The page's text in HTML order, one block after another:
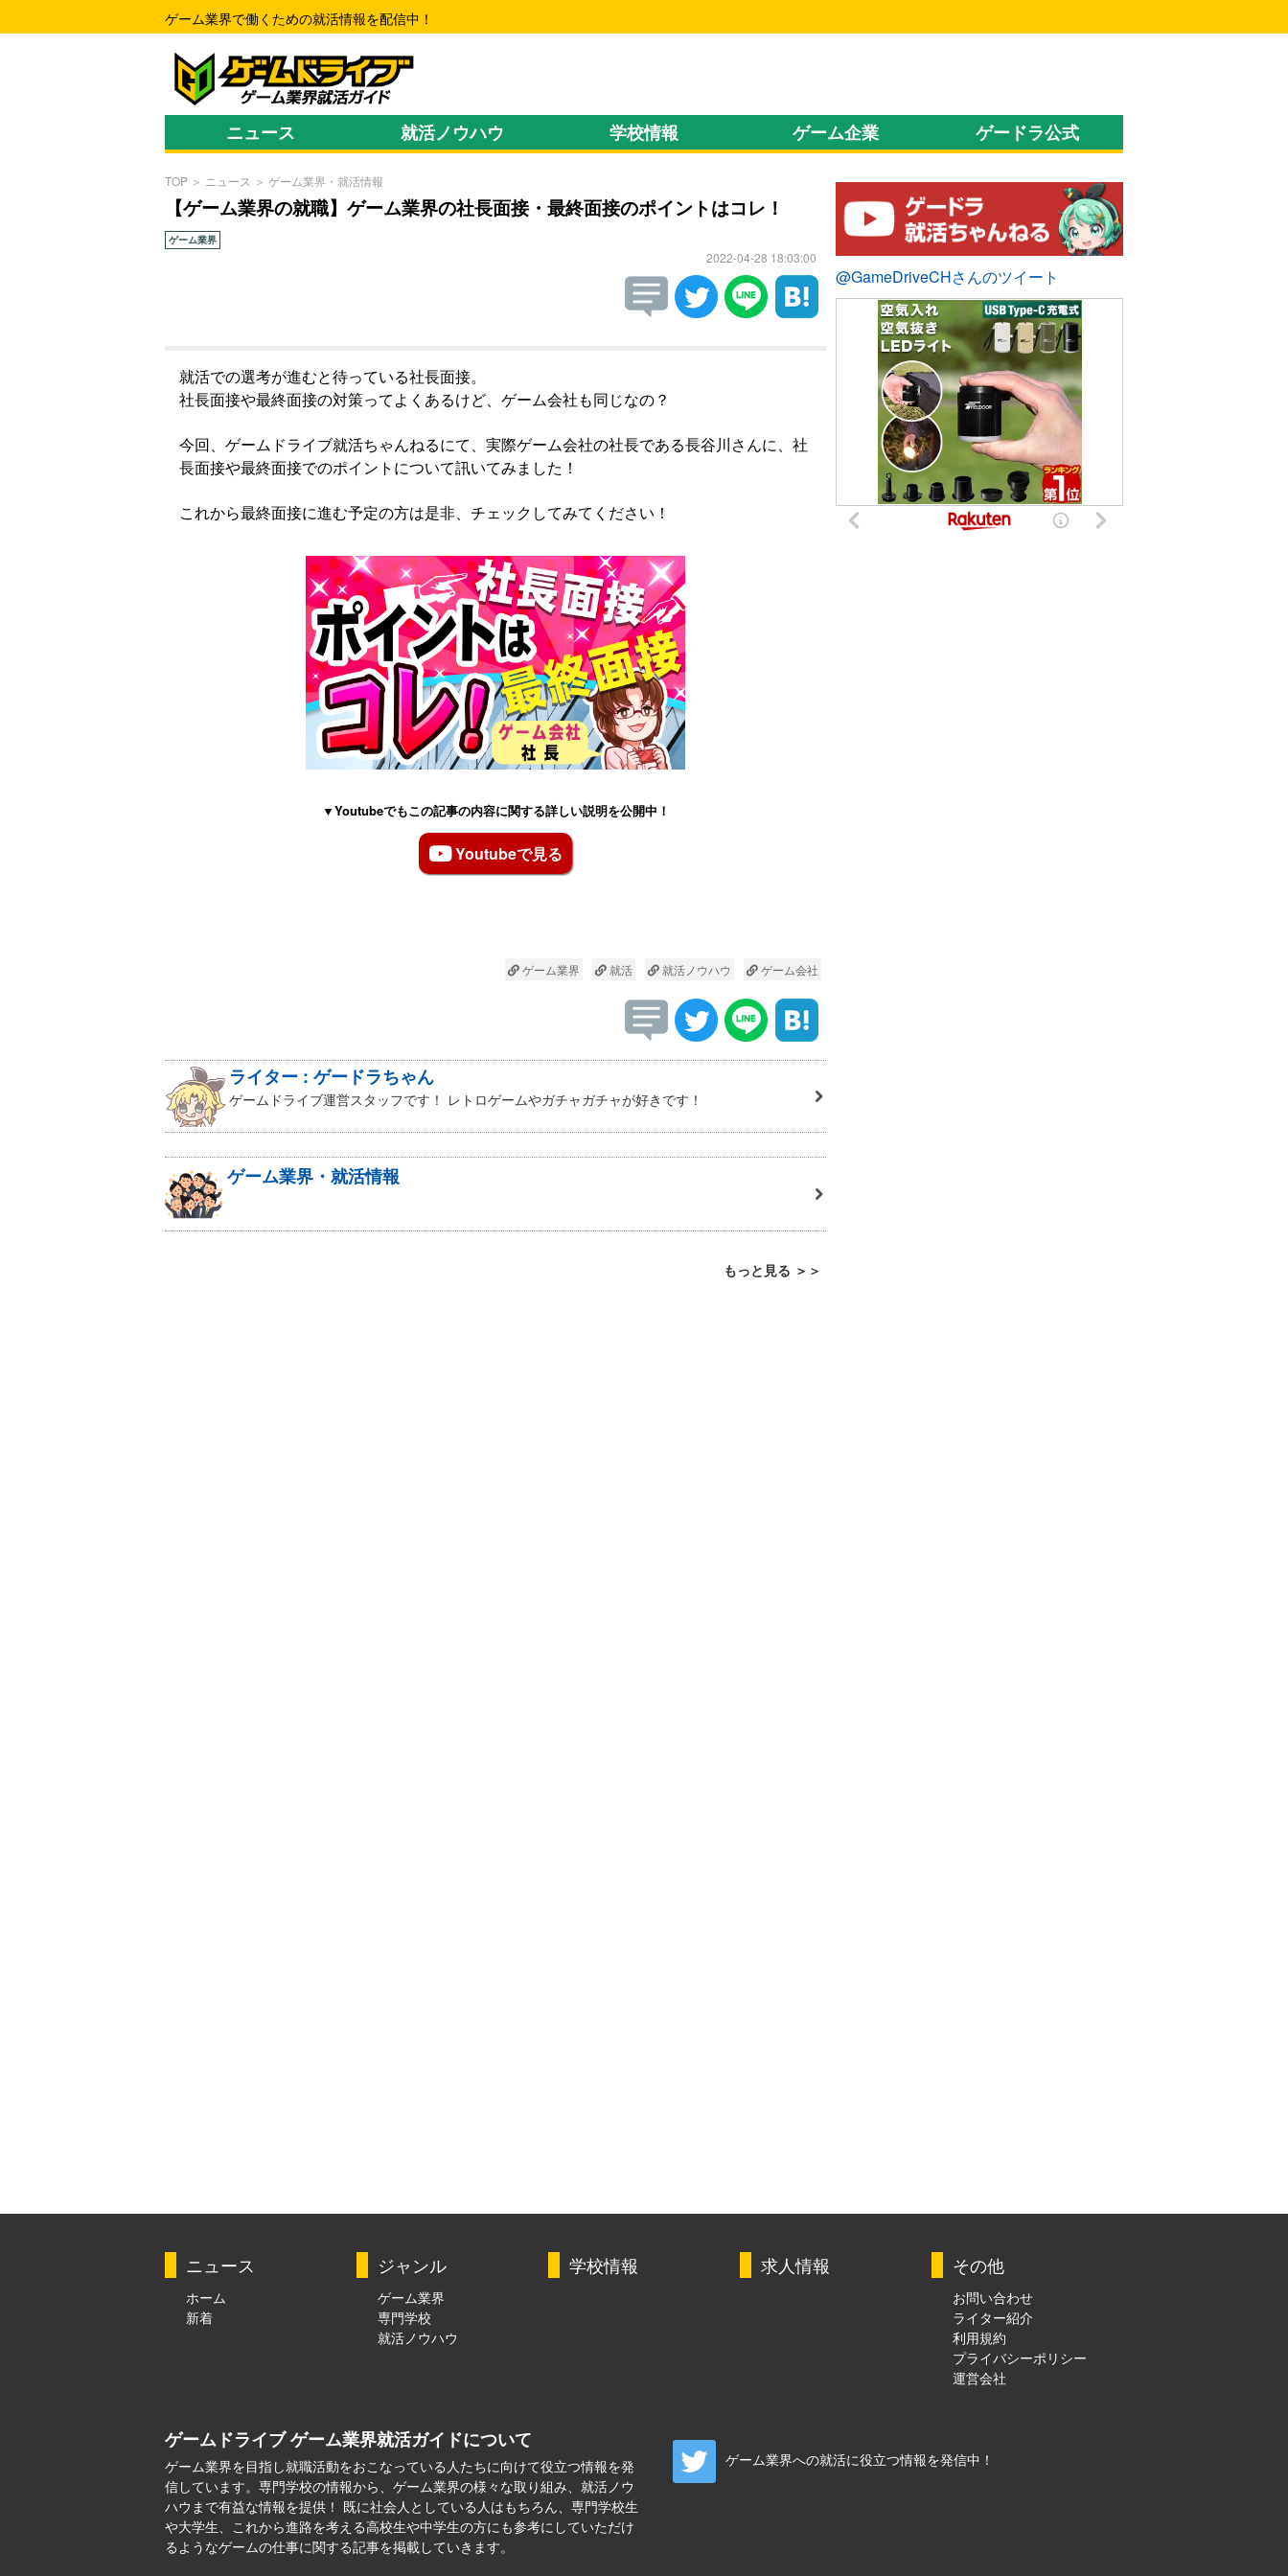
ゲーム業界で働くための就活情報を配信中！
ニュース 就活ノウハウ 学校情報 ゲーム企業 ゲードラ公式
TOP ＞ ニュース ＞ ゲーム業界・就活情報
【ゲーム業界の就職】ゲーム業界の社長面接・最終面接のポイントはコレ！
ゲーム業界
2022-04-28 18:03:00
就活での選考が進むと待っている社長面接。
社長面接や最終面接の対策ってよくあるけど、ゲーム会社も同じなの？
今回、ゲームドライブ就活ちゃんねるにて、実際ゲーム会社の社長である長谷川さんに、社
長面接や最終面接でのポイントについて訊いてみました！
これから最終面接に進む予定の方は是非、チェックしてみてください！
▼Youtubeでもこの記事の内容に関する詳しい説明を公開中！
Youtubeで見る
ゲーム業界 就活 就活ノウハウ ゲーム会社
ライター : ゲードラちゃん
ゲームドライブ運営スタッフです！ レトロゲームやガチャガチャが好きです！
ゲーム業界・就活情報
もっと見る ＞＞
@GameDriveCHさんのツイート
ニュース
ホーム
新着
ジャンル
ゲーム業界
専門学校
就活ノウハウ
学校情報 求人情報 その他
お問い合わせ
ライター紹介
利用規約
プライバシーポリシー
運営会社
ゲームドライブ ゲーム業界就活ガイドについて
ゲーム業界を目指し就職活動をおこなっている人たちに向けて役立つ情報を発
信しています。専門学校の情報から、ゲーム業界の様々な取り組み、就活ノウ
ハウまで有益な情報を提供！ 既に社会人としている人はもちろん、専門学校生
や大学生、これから進路を考える高校生や中学生の方にも参考にしていただけ
るようなゲームの仕事に関する記事を掲載していきます。
ゲーム業界への就活に役立つ情報を発信中！